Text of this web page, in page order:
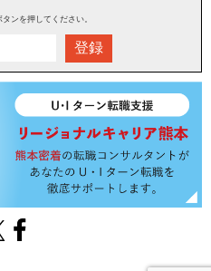
ンを押してください。
登録